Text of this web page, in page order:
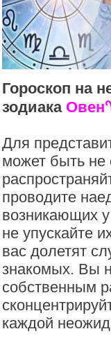
Гороскоп на
зодиака Овен
Для
может быть
проводите
возникающих
не упускайте
вас долетят
знакомых. Вы
собственным
каждой